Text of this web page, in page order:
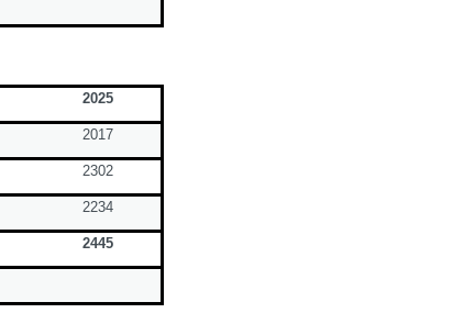
2025
2017
2302
2234
2445